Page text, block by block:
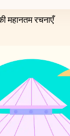
महानतम रचनाएँ